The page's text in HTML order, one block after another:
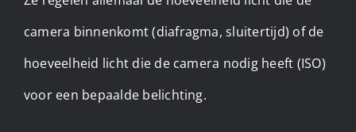
camera binnenkomt (diafragma, sluitertijd) of de
hoeveelheid licht die de camera nodig heeft (ISO)
voor een bepaalde belichting.